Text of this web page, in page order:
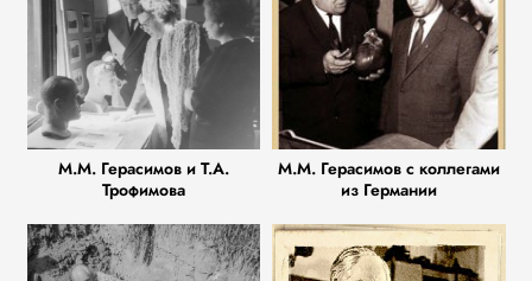
М.М. Герасимов и Т.А.
Трофимова
М.М. Герасимов с коллегами
из Германии